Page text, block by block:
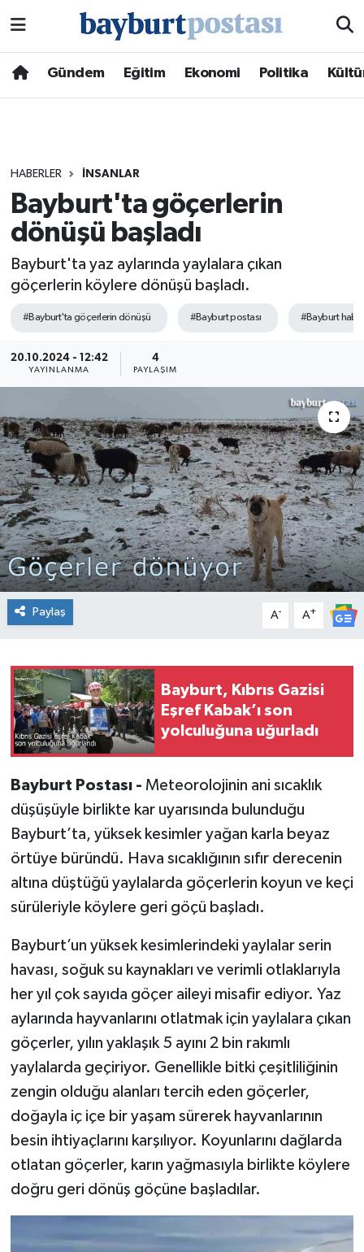
Gündem Eğitim Ekonomi Politika
HABERLER İNSANLAR
Bayburt'ta göçerlerin
dönüşü başladı
Bayburt'ta yaz aylarında yaylalara çıkan
göçerlerin köylere dönüşü başladı.
#Bayburt'ta göçerlerin dönüşü #Bayburt postası #Bayburt
20.10.2024 - 12:42
YAYINLANMA
4
PAYLAŞIM
Paylaş A- A+
Bayburt, Kıbrıs Gazisi
Eşref Kabak’ı son
yolculuğuna uğurladı
Bayburt Postası - Meteorolojinin ani sıcaklık
düşüşüyle birlikte kar uyarısında bulunduğu
Bayburt’ta, yüksek kesimler yağan karla beyaz
örtüye büründü. Hava sıcaklığının sıfır derecenin
altına düştüğü yaylalarda göçerlerin koyun ve keçi
sürüleriyle köylere geri göçü başladı.
Bayburt’un yüksek kesimlerindeki yaylalar serin
havası, soğuk su kaynakları ve verimli otlaklarıyla
her yıl çok sayıda göçer aileyi misafir ediyor. Yaz
aylarında hayvanlarını otlatmak için yaylalara çıkan
göçerler, yılın yaklaşık 5 ayını 2 bin rakımlı
yaylalarda geçiriyor. Genellikle bitki çeşitliliğinin
zengin olduğu alanları tercih eden göçerler,
doğayla iç içe bir yaşam sürerek hayvanlarının
besin ihtiyaçlarını karşılıyor. Koyunlarını dağlarda
otlatan göçerler, karın yağmasıyla birlikte köylere
doğru geri dönüş göçüne başladılar.
Hava Durumu
Süper Lig Puan Durumu ve Fikstür
Tüm Manşetler
Son Dakika Haberleri
Haber Arşivi